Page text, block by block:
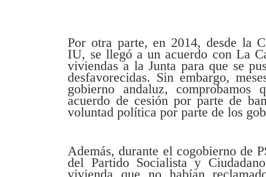
Por otra parte, en 2014, desde la
IU, se llegó a un acuerdo con La
viviendas a la Junta para que se
desfavorecidas. Sin embargo,
gobierno andaluz,
acuerdo de cesión por parte de
voluntad política por parte de los
Además, durante el cogobierno de
del Partido Socialista y